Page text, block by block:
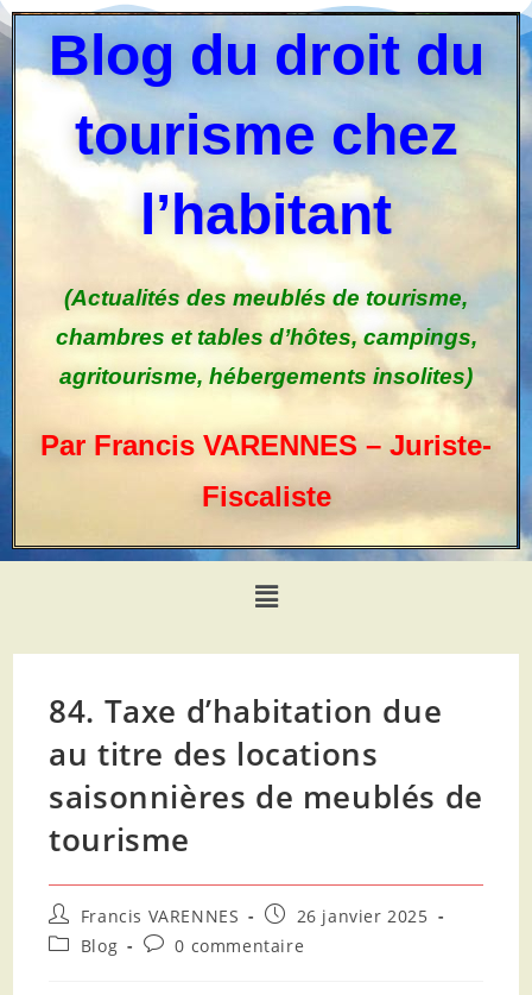
Blog du droit du
tourisme chez
l’habitant
(Actualités des meublés de tourisme,
chambres et tables d’hôtes, campings,
agritourisme, hébergements insolites)
Par Francis VARENNES – Juriste-
Fiscaliste
84. Taxe d’habitation due
au titre des locations
saisonnières de meublés de
tourisme
Francis VARENNES
26 janvier 2025
Blog
0 commentaire